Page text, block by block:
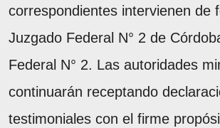
correspondientes intervienen de
Juzgado Federal N° 2 de
Federal N° 2. Las autoridades
continuarán receptando
testimoniales con el firme